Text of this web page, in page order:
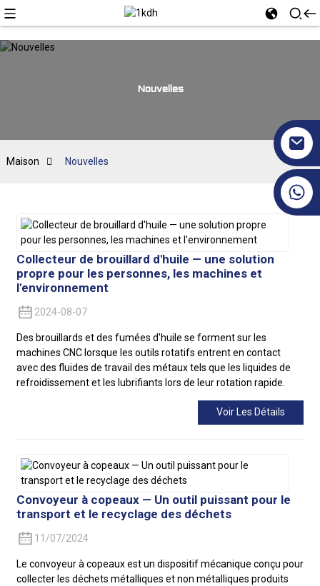
Nouvelles
Maison Nouvelles
Collecteur de brouillard d'huile — une solution
propre pour les personnes, les machines et
l'environnement
2024-08-07
Des brouillards et des fumées d'huile se forment sur les
machines CNC lorsque les outils rotatifs entrent en contact
avec des fluides de travail des métaux tels que les liquides de
refroidissement et les lubrifiants lors de leur rotation rapide.
Voir Les Détails
Convoyeur à copeaux — Un outil puissant pour le
transport et le recyclage des déchets
11/07/2024
Le convoyeur à copeaux est un dispositif mécanique conçu pour
collecter les déchets métalliques et non métalliques produits